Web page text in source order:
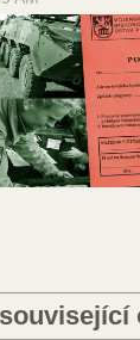
související